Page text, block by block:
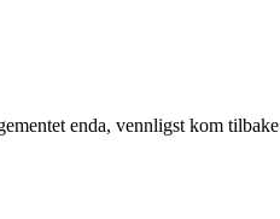
enda, vennligst kom